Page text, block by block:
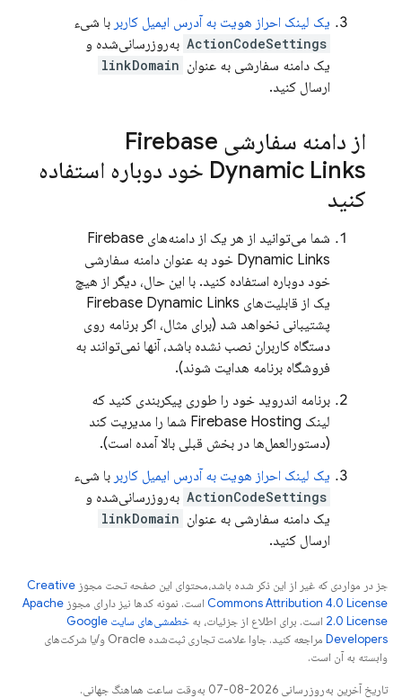
یک لینک احراز هویت به آدرس ایمیل کاربر با شیء
ActionCodeSettings به‌روزرسانی‌شده و
یک دامنه سفارشی به عنوان linkDomain
ارسال کنید.
از دامنه سفارشی Firebase
Dynamic Links خود دوباره استفاده
کنید
شما می‌توانید از هر یک از دامنه‌های Firebase
Dynamic Links خود به عنوان دامنه سفارشی
خود دوباره استفاده کنید. با این حال، دیگر از هیچ
یک از قابلیت‌های Firebase Dynamic Links
پشتیبانی نخواهد شد (برای مثال، اگر برنامه روی
دستگاه کاربران نصب نشده باشد، آنها نمی‌توانند به
فروشگاه برنامه هدایت شوند).
برنامه اندروید خود را طوری پیکربندی کنید که
لینک Firebase Hosting شما را مدیریت کند
(دستورالعمل‌ها در بخش قبلی بالا آمده است).
یک لینک احراز هویت به آدرس ایمیل کاربر با شیء
ActionCodeSettings به‌روزرسانی‌شده و
یک دامنه سفارشی به عنوان linkDomain
ارسال کنید.
جز در مواردی که غیر از این ذکر شده باشد،‌محتوای این صفحه تحت مجوز Creative
Commons Attribution 4.0 License است. نمونه کدها نیز دارای مجوز Apache
2.0 License است. برای اطلاع از جزئیات، به
خطمشی‌های سایت Google
Developers‏
مراجعه کنید. جاوا علامت تجاری ثبت‌شده Oracle و/یا شرکت‌های
وابسته به آن است.
تاریخ آخرین به‌روزرسانی 2026-08-07 به‌وقت ساعت هماهنگ جهانی.